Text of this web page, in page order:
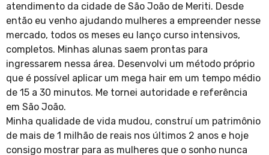
atendimento da cidade de São João de Meriti. Desde
então eu venho ajudando mulheres a empreender nesse
mercado, todos os meses eu lanço curso intensivos,
completos. Minhas alunas saem prontas para
ingressarem nessa área. Desenvolvi um método próprio
que é possível aplicar um mega hair em um tempo médio
de 15 a 30 minutos. Me tornei autoridade e referência
em São João.
Minha qualidade de vida mudou, construí um patrimônio
de mais de 1 milhão de reais nos últimos 2 anos e hoje
consigo mostrar para as mulheres que o sonho nunca